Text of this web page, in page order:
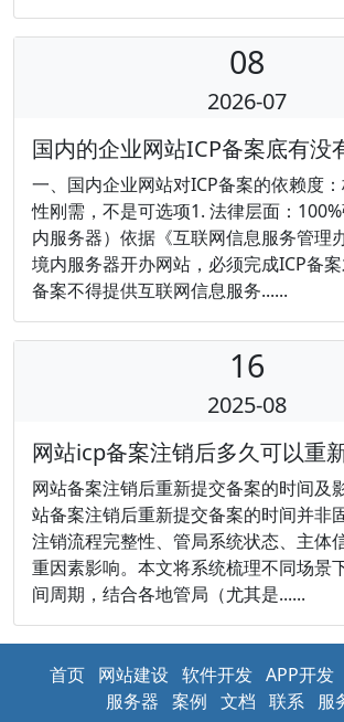
08
2026-07
国内的企业网站ICP备案底有没
一、国内企业网站对ICP备案的依赖度
性刚需，不是可选项1. 法律层面：
内服务器）依据《互联网信息服务管理
境内服务器开办网站，必须完成ICP备
备案不得提供互联网信息服务......
16
2025-08
网站icp备案注销后多久可以重
网站备案注销后重新提交备案的时间及
站备案注销后重新提交备案的时间并非
注销流程完整性、管局系统状态、主体
重因素影响。本文将系统梳理不同场景
间周期，结合各地管局（尤其是......
首页 网站建设 软件开发 APP开发
服务器 案例 文档 联系 服